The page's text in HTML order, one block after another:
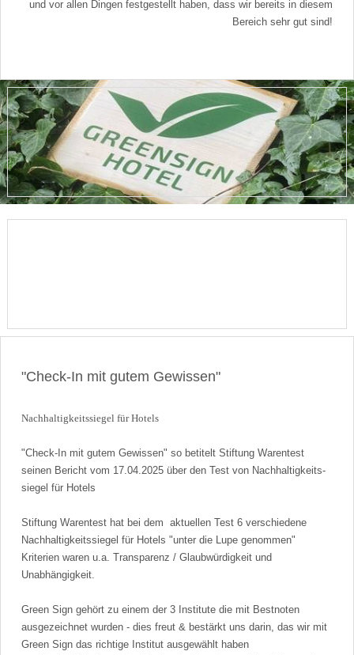
und vor allen Dingen festgestellt haben, dass wir bereits in diesem
Bereich sehr gut sind!
"Check-In mit gutem Gewissen"
Nach­haltig­keits­siegel für Hotels
"Check-In mit gutem Gewissen" so betitelt Stiftung Warentest
seinen Bericht vom 17.04.2025 über den Test von Nach­haltig­keits­
siegel für Hotels
Stiftung Warentest hat bei dem aktuellen Test 6 verschiedene
Nachhaltigkeitssiegel für Hotels "unter die Lupe genommen"
Kriterien waren u.a. Transparenz / Glaubwürdigkeit und
Unabhängigkeit.
Green Sign gehört zu einem der 3 Institute die mit Bestnoten
ausgezeichnet wurden - dies freut & bestärkt uns darin, das wir mit
Green Sign das richtige Institut ausgewählt haben